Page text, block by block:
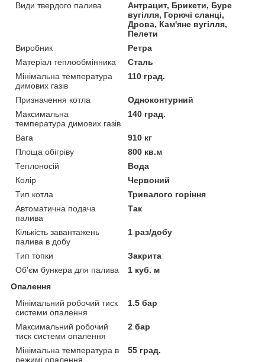
Види твердого палива
Антрацит, Брикети, Буре
вугілля, Горючі сланці,
Дрова, Кам'яне вугілля,
Пелети
Виробник
Ретра
Матеріал теплообмінника
Сталь
Мінімальна температура
димових газів
110 град.
Призначення котла
Одноконтурний
Максимальна
температура димових газів
140 град.
Вага
910 кг
Площа обігріву
800 кв.м
Теплоносій
Вода
Колір
Червоний
Тип котла
Тривалого горіння
Автоматична подача
палива
Так
Кількість завантажень
палива в добу
1 раз/добу
Тип топки
Закрита
Об'єм бункера для палива
1 куб. м
Опалення
Мінімальний робочий тиск
системи опалення
1.5 бар
Максимальний робочий
тиск системи опалення
2 бар
Мінімальна температура в
режимі опалення
55 град.